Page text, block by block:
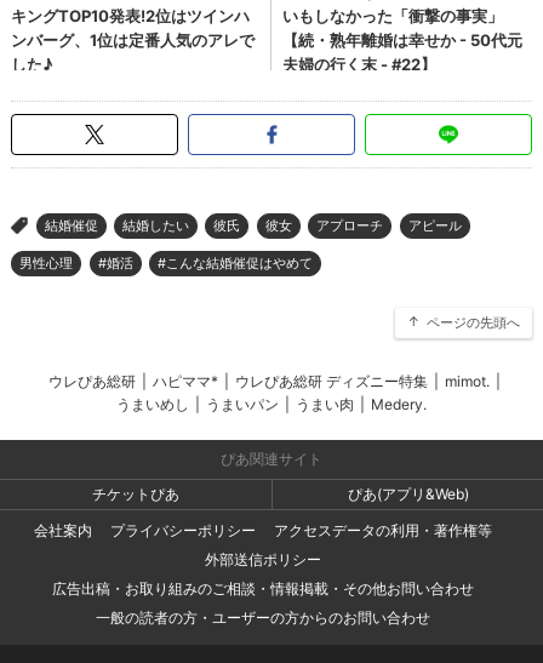
> 結婚催促 結婚したい 彼氏 彼女 アプローチ アピール
男性心理 #婚活 #こんな結婚催促はやめて
ページの先頭へ
ウレぴあ総研 ハピママ* ウレぴあ総研 ディズニー特集 mimot.
うまいめし
うまいパン うまい肉 Medery.
ぴあ関連サイト
チケットぴあ
ぴあ(アプリ&Web)
会社案内
プライバシーポリシー
アクセスデータの利用・著作権等
外部送信ポリシー
広告出稿・お取り組みのご相談・情報掲載・その他お問い合わせ
一般の読者の方・ユーザーの方からのお問い合わせ